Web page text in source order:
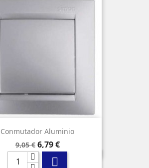
Conmutador Aluminio
Precio
base
9,05 € Precio
6,79 €
